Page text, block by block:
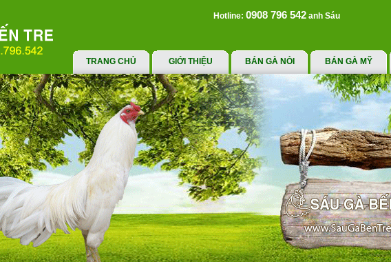
Hotline: 0908 796 542 anh Sáu
TRANG CHỦ GIỚI THIỆU BÁN GÀ NÒI BÁN GÀ MỸ